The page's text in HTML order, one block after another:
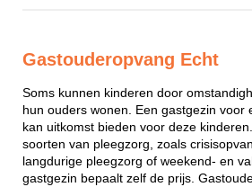
Gastouderopvang Echt
Soms kunnen kinderen door
hun ouders wonen. Een gastgezin voor
kan uitkomst bieden voor deze
soorten van pleegzorg, zoals
langdurige pleegzorg of weekend- en
gastgezin bepaalt zelf de prijs.